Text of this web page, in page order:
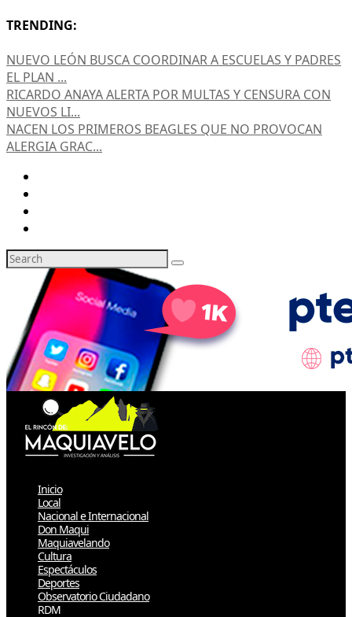
TRENDING:
NUEVO LEÓN BUSCA COORDINAR A ESCUELAS Y PADRES
EL PLAN ...
RICARDO ANAYA ALERTA POR MULTAS Y CENSURA CON
NUEVOS LI...
NACEN LOS PRIMEROS BEAGLES QUE NO PROVOCAN
ALERGIA GRAC...
Inicio
Local
Nacional e Internacional
Don Maqui
Maquiavelando
Cultura
Espectáculos
Deportes
Observatorio Ciudadano
RDM